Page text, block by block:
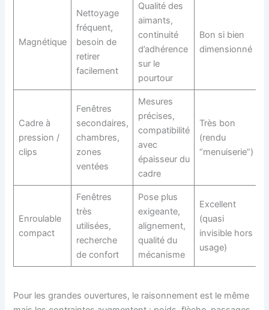
Magnétique
Nettoyage
fréquent,
besoin de
retirer
facilement
Qualité des
aimants,
continuité
d’adhérence
sur le
pourtour
Bon si bien
dimensionné
Cadre à
pression /
clips
Fenêtres
secondaires,
chambres,
zones
ventées
Mesures
précises,
compatibilité
avec
épaisseur du
cadre
Très bon
(rendu
“menuiserie”)
Enroulable
compact
Fenêtres
très
utilisées,
recherche
de confort
Pose plus
exigeante,
alignement,
qualité du
mécanisme
Excellent
(quasi
invisible hors
usage)
Pour les grandes ouvertures, le raisonnement est le même